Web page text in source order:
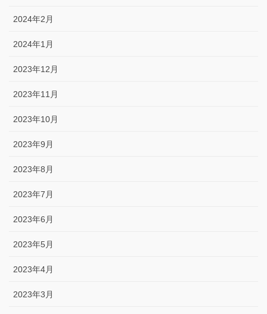
2024年2月
2024年1月
2023年12月
2023年11月
2023年10月
2023年9月
2023年8月
2023年7月
2023年6月
2023年5月
2023年4月
2023年3月